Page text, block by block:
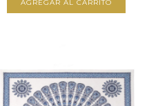
AGREGAR AL CARRITO